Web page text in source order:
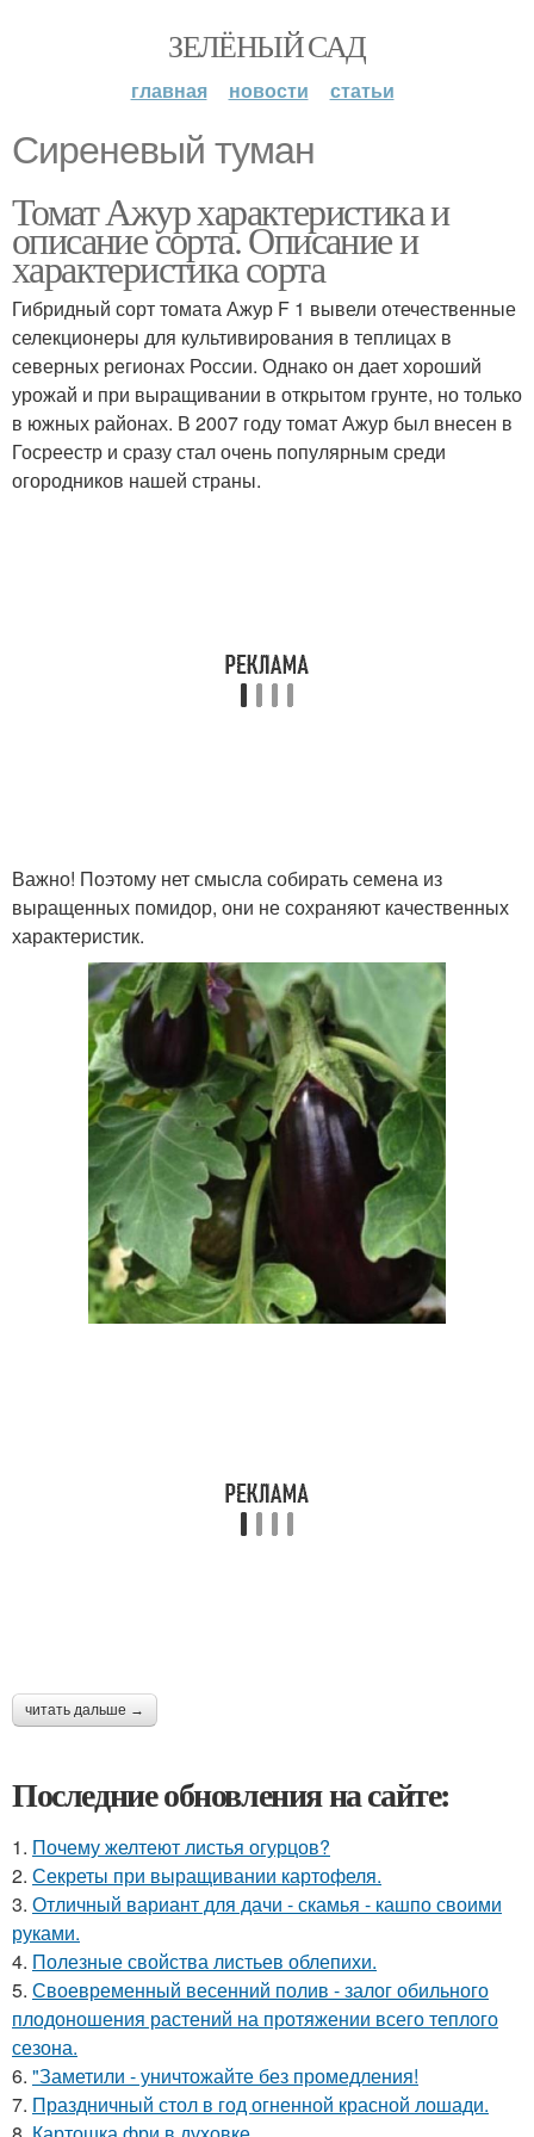
ЗЕЛЁНЫЙ САД
главная новости статьи
Сиреневый туман
Томат Ажур характеристика и
описание сорта. Описание и
характеристика сорта
Гибридный сорт томата Ажур F 1 вывели отечественные
селекционеры для культивирования в теплицах в
северных регионах России. Однако он дает хороший
урожай и при выращивании в открытом грунте, но только
в южных районах. В 2007 году томат Ажур был внесен в
Госреестр и сразу стал очень популярным среди
огородников нашей страны.
Важно! Поэтому нет смысла собирать семена из
выращенных помидор, они не сохраняют качественных
характеристик.
читать дальше →
Последние обновления на сайте:
1. Почему желтеют листья огурцов?
2. Секреты при выращивании картофеля.
3. Отличный вариант для дачи - скамья - кашпо своими
руками.
4. Полезные свойства листьев облепихи.
5. Своевременный весенний полив - залог обильного
плодоношения растений на протяжении всего теплого
сезона.
6. "Заметили - уничтожайте без промедления!
7. Праздничный стол в год огненной красной лошади.